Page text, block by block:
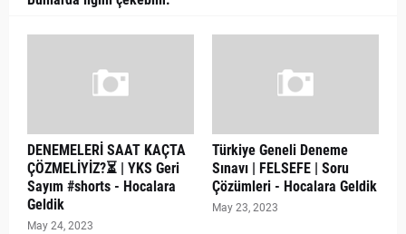
DENEMELERİ SAAT KAÇTA
ÇÖZMELİYİZ?⏳ | YKS Geri
Sayım #shorts - Hocalara
Geldik
May 24, 2023
Türkiye Geneli Deneme
Sınavı | FELSEFE | Soru
Çözümleri - Hocalara Geldik
May 23, 2023